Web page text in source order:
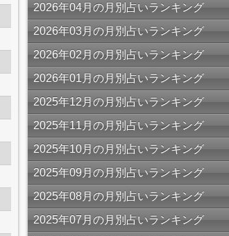
2026年04月の月別占いランキング
2026年03月の月別占いランキング
2026年02月の月別占いランキング
2026年01月の月別占いランキング
2025年12月の月別占いランキング
2025年11月の月別占いランキング
2025年10月の月別占いランキング
2025年09月の月別占いランキング
2025年08月の月別占いランキング
2025年07月の月別占いランキング